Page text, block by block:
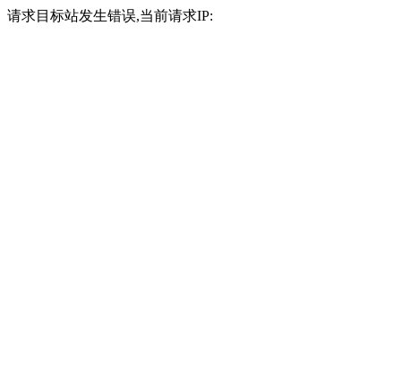
请求目标站发生错误,当前请求IP: